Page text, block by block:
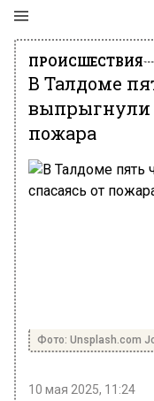
ПРОИСШЕСТВИЯ
В Талдоме
выпрыгнули
пожара
Фото: Unsplash.com
10 мая 2025, 11:24